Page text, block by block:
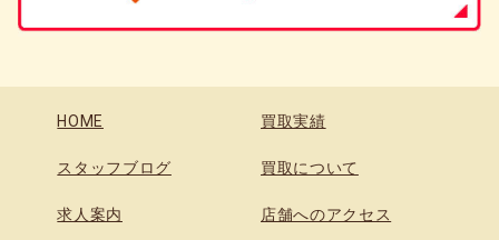
HOME 買取実績
スタッフブログ 買取について
求人案内 店舗へのアクセス